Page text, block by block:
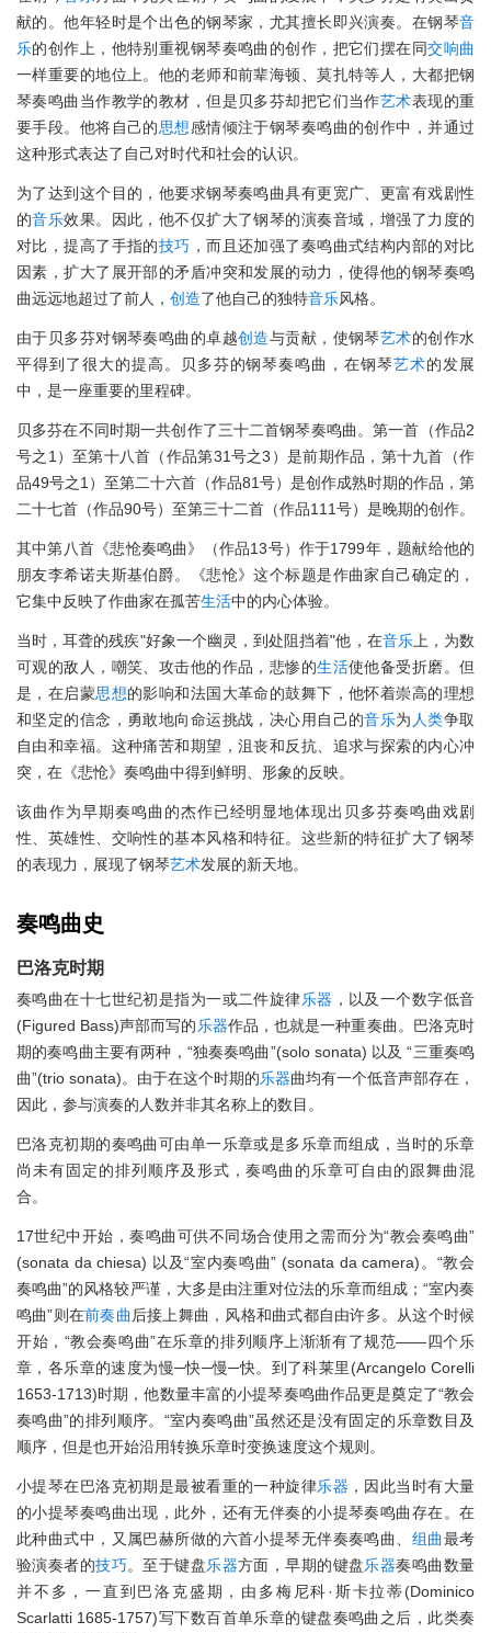
献的。他年轻时是个出色的钢琴家，尤其擅长即兴演奏。在钢琴音
乐的创作上，他特别重视钢琴奏鸣曲的创作，把它们摆在同交响曲
一样重要的地位上。他的老师和前辈海顿、莫扎特等人，大都把钢
琴奏鸣曲当作教学的教材，但是贝多芬却把它们当作艺术表现的重
要手段。他将自己的思想感情倾注于钢琴奏鸣曲的创作中，并通过
这种形式表达了自己对时代和社会的认识。
为了达到这个目的，他要求钢琴奏鸣曲具有更宽广、更富有戏剧性
的音乐效果。因此，他不仅扩大了钢琴的演奏音域，增强了力度的
对比，提高了手指的技巧 ，而且还加强了奏鸣曲式结构内部的对比
因素，扩大了展开部的矛盾冲突和发展的动力，使得他的钢琴奏鸣
曲远远地超过了前人， 创造了他自己的独特音乐风格。
由于贝多芬对钢琴奏鸣曲的卓越创造与贡献，使钢琴艺术的创作水
平得到了很大的提高。贝多芬的钢琴奏鸣曲，在钢琴艺术的发展
中，是一座重要的里程碑。
贝多芬在不同时期一共创作了三十二首钢琴奏鸣曲。第一首（作品2
号之1）至第十八首（作品第31号之3）是前期作品，第十九首（作
品49号之1）至第二十六首（作品81号）是创作成熟时期的作品，第
二十七首（作品90号）至第三十二首（作品111号）是晚期的创作。
其中第八首《悲怆奏鸣曲》（作品13号）作于1799年，题献给他的
朋友李希诺夫斯基伯爵。《悲怆》这个标题是作曲家自己确定的，
它集中反映了作曲家在孤苦生活中的内心体验。
当时，耳聋的残疾"好象一个幽灵，到处阻挡着"他，在音乐上，为数
可观的敌人，嘲笑、攻击他的作品，悲惨的生活使他备受折磨。但
是，在启蒙思想的影响和法国大革命的鼓舞下，他怀着崇高的理想
和坚定的信念，勇敢地向命运挑战，决心用自己的音乐为 人类争取
自由和幸福。这种痛苦和期望，沮丧和反抗、追求与探索的内心冲
突，在《悲怆》奏鸣曲中得到鲜明、形象的反映。
该曲作为早期奏鸣曲的杰作已经明显地体现出贝多芬奏鸣曲戏剧
性、英雄性、交响性的基本风格和特征。这些新的特征扩大了钢琴
的表现力，展现了钢琴艺术发展的新天地。
奏鸣曲史
巴洛克时期
奏鸣曲在十七世纪初是指为一或二件旋律乐器 ，以及一个数字低音
(Figured Bass)声部而写的 乐器作品，也就是一种重奏曲。巴洛克时
期的奏鸣曲主要有两种，“独奏奏鸣曲”(solo sonata) 以及 “三重奏鸣
曲”(trio sonata)。由于在这个时期的乐器曲均有一个低音声部存在，
因此，参与演奏的人数并非其名称上的数目。
巴洛克初期的奏鸣曲可由单一乐章或是多乐章而组成，当时的乐章
尚未有固定的排列顺序及形式，奏鸣曲的乐章可自由的跟舞曲混
合。
17世纪中开始，奏鸣曲可供不同场合使用之需而分为“教会奏鸣曲”
(sonata da chiesa) 以及“室内奏鸣曲” (sonata da camera)。“教会
奏鸣曲”的风格较严谨，大多是由注重对位法的乐章而组成；“室内奏
鸣曲”则在前奏曲 后接上舞曲，风格和曲式都自由许多。从这个时候
开始，“教会奏鸣曲”在乐章的排列顺序上渐渐有了规范——四个乐
章，各乐章的速度为慢─快─慢─快。到了科莱里(Arcangelo Corelli
1653-1713)时期，他数量丰富的小提琴奏鸣曲作品更是奠定了“教会
奏鸣曲”的排列顺序。“室内奏鸣曲”虽然还是没有固定的乐章数目及
顺序，但是也开始沿用转换乐章时变换速度这个规则。
小提琴在巴洛克初期是最被看重的一种旋律乐器 ，因此当时有大量
的小提琴奏鸣曲出现，此外，还有无伴奏的小提琴奏鸣曲存在。在
此种曲式中，又属巴赫所做的六首小提琴无伴奏奏鸣曲、 组曲最考
验演奏者的技巧。至于键盘乐器方面，早期的键盘乐器奏鸣曲数量
并不多，一直到巴洛克盛期，由多梅尼科·斯卡拉蒂(Dominico
Scarlatti 1685-1757)写下数百首单乐章的键盘奏鸣曲之后，此类奏